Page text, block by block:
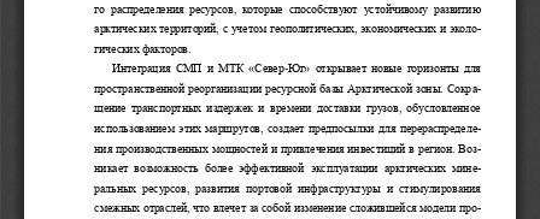
го  распределения  ресурсов,  которые  способствуют  устойчивому  развитию
арктических территорий, с учетом геополитических, экономических и эколо-
гических факторов.
Интеграция СМП и МТК «Север-Юг» открывает новые горизонты для
пространственной реорганизации ресурсной базы Арктической зоны. Сокра-
щение  транспортных  издержек и  времени доставки  грузов,  обусловленное
использованием этих маршрутов, создает предпосылки для перераспределе-
ния производственных мощностей и привлечения инвестиций в регион. Воз-
никает  возможность  более  эффективной  эксплуатации  арктических  мине-
ральных  ресурсов,  развития  портовой  инфраструктуры  и  стимулирования
смежных отраслей, что влечет за собой изменение сложившейся модели про-